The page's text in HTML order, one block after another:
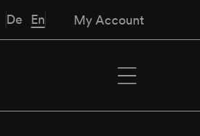
De En My Account